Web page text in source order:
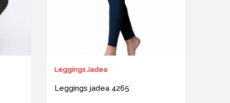
Leggings Jadea
Leggings jadea 4265